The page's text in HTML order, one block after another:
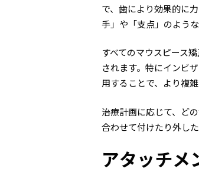
で、歯により効果的に
手」や「支点」のよう
すべてのマウスピース
されます。特にインビ
用することで、より複
治療計画に応じて、ど
合わせて付けたり外し
アタッチメ